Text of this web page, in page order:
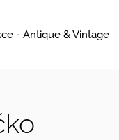
- Antique & Vintage